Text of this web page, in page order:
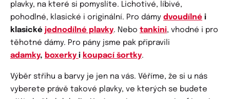
plavky, na které si pomyslíte. Lichotivé, líbivé,
pohodlné, klasické i originální. Pro dámy dvoudílné i
klasické jednodílné plavky. Nebo tankini, vhodné i pro
těhotné dámy. Pro pány jsme pak připravili
adamky, boxerky i koupací šortky.
Výběr střihu a barvy je jen na vás. Věříme, že si u nás
vyberete právě takové plavky, ve kterých se budete